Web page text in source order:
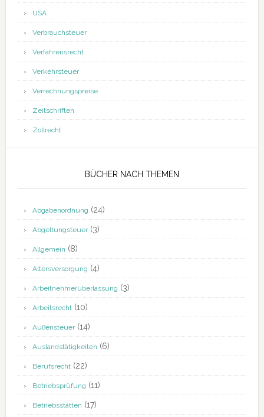
USA
Verbrauchsteuer
Verfahrensrecht
Verkehrsteuer
Verrechnungspreise
Zeitschriften
Zollrecht
BÜCHER NACH THEMEN
Abgabenordnung (24)
Abgeltungsteuer(3)
Allgemein (8)
Altersversorgung (4)
Arbeitnehmerüberlassung (3)
Arbeitsrecht(10)
Außensteuer(14)
Auslandstätigkeiten (6)
Berufsrecht(22)
Betriebsprüfung (11)
Betriebsstätten (17)